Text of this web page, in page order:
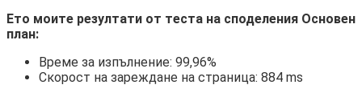
Ето моите резултати от теста на споделения Основен
план:
Време за изпълнение: 99,96%
Скорост на зареждане на страница: 884 ms